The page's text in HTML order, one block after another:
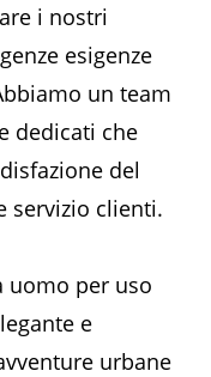
i nostri
esigenze
un team
dedicati che
del
servizio clienti.
uomo per uso
e
urbane